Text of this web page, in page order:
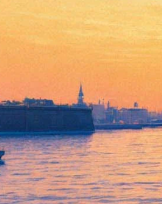
То, что
для печати